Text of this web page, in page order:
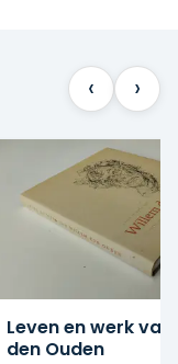
‹ ›
Leven en werk van
den Ouden